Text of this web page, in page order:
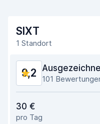
SIXT
1 Standort
9,2 101
Einfach zu finden
30 €
pro Tag